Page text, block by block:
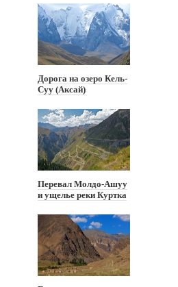
Дорога на озеро Кель-
Суу (Аксай)
Перевал Молдо-Ашуу
и ущелье реки Куртка